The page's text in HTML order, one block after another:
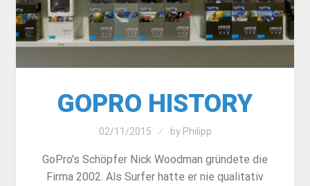
GOPRO HISTORY
02/11/2015 by Philipp
GoPro's Schöpfer Nick Woodman gründete die
Firma 2002. Als Surfer hatte er nie qualitativ